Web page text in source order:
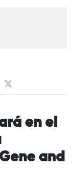
en el
and